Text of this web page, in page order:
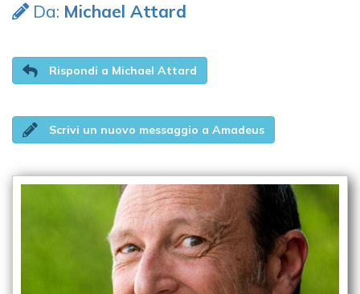
Da: Michael Attard
Rispondi a Michael Attard
Scrivi un nuovo messaggio a Amadeus